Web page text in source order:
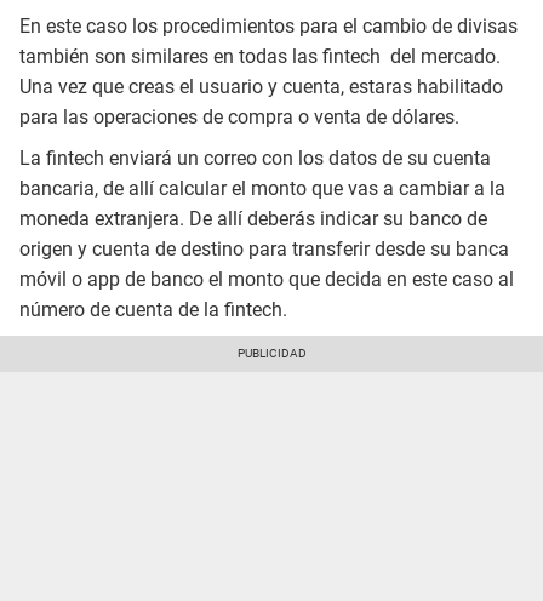
En este caso los procedimientos para el cambio de divisas
también son similares en todas las fintech del mercado.
Una vez que creas el usuario y cuenta, estaras habilitado
para las operaciones de compra o venta de dólares.
La fintech enviará un correo con los datos de su cuenta
bancaria, de allí calcular el monto que vas a cambiar a la
moneda extranjera. De allí deberás indicar su banco de
origen y cuenta de destino para transferir desde su banca
móvil o app de banco el monto que decida en este caso al
número de cuenta de la fintech.